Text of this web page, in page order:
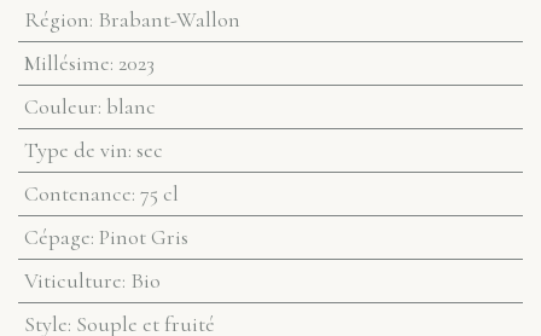
Région: Brabant-Wallon
Millésime: 2023
Couleur: blanc
Type de vin: sec
Contenance: 75 cl
Cépage: Pinot Gris
Viticulture: Bio
Style: Souple et fruité